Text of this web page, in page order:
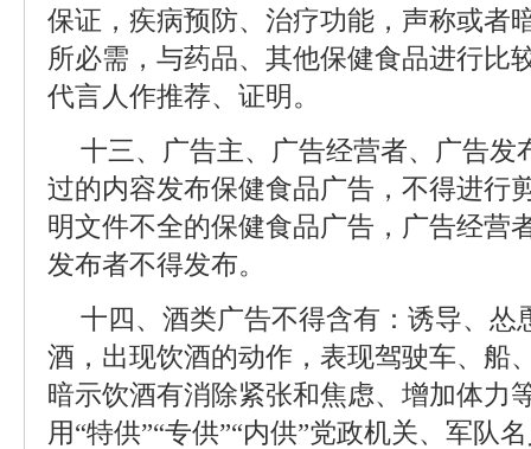
保证，疾病预防、治疗功能，声称或者
所必需，与药品、其他保健食品进行比
代言人作推荐、证明。
十三、广告主、广告经营者、广告发
过的内容发布保健食品广告，不得进行
明文件不全的保健食品广告，广告经营
发布者不得发布。
十四、酒类广告不得含有：诱导、怂
酒，出现饮酒的动作，表现驾驶车、船
暗示饮酒有消除紧张和焦虑、增加体力
用“特供”“专供”“内供”党政机关、军队